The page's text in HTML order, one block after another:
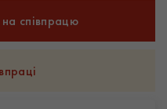
співпрацю